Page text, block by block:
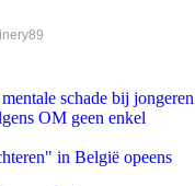
schade bij jongeren
OM geen enkel
in België opeens